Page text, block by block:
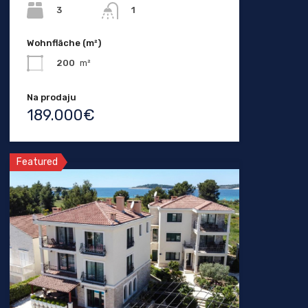
3 1
Wohnfläche (m²)
200 m²
Na prodaju
189.000€
Featured